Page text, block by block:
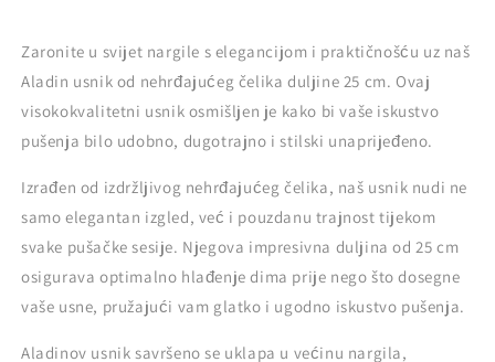
(25cm)
(25cm)
Zaronite u svijet nargile s elegancijom i praktičnošću uz naš
Aladin usnik od nehrđajućeg čelika duljine 25 cm. Ovaj
visokokvalitetni usnik osmišljen je kako bi vaše iskustvo
pušenja bilo udobno, dugotrajno i stilski unaprijeđeno.
Izrađen od izdržljivog nehrđajućeg čelika, naš usnik nudi ne
samo elegantan izgled, već i pouzdanu trajnost tijekom
svake pušačke sesije. Njegova impresivna duljina od 25 cm
osigurava optimalno hlađenje dima prije nego što dosegne
vaše usne, pružajući vam glatko i ugodno iskustvo pušenja.
Aladinov usnik savršeno se uklapa u većinu nargila,